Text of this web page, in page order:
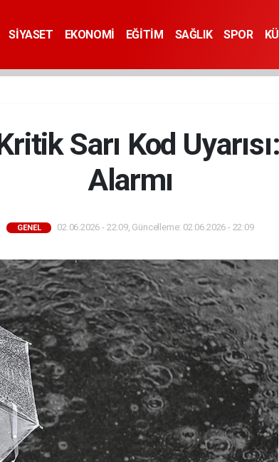
SİYASET EKONOMİ EĞİTİM SAĞLIK SPOR
Sarı Kod
Alarmı
GENEL 02.06.2026 - 22:09, Güncelleme: 02.06.2026 - 22:09